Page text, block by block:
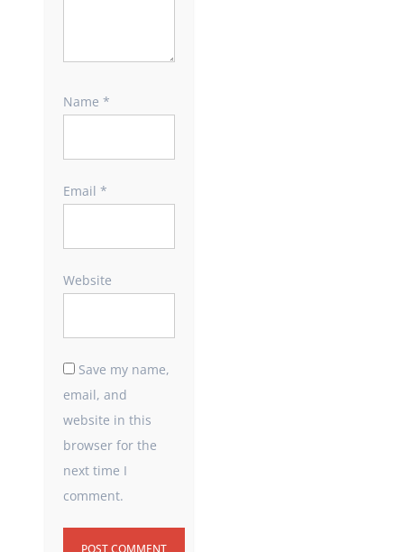
Name *
Email *
Website
Save my name,
email, and
website in this
browser for the
next time I
comment.